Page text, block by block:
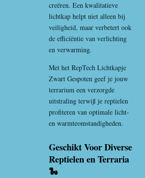
creëren. Een kwalitatieve
lichtkap helpt niet alleen bij
veiligheid, maar verbetert ook
de efficiëntie van verlichting
en verwarming.
Met het RepTech Lichtkapje
Zwart Gespoten geef je jouw
terrarium een verzorgde
uitstraling terwijl je reptielen
profiteren van optimale licht-
en warmteomstandigheden.
Geschikt Voor Diverse
Reptielen en Terraria
🐍